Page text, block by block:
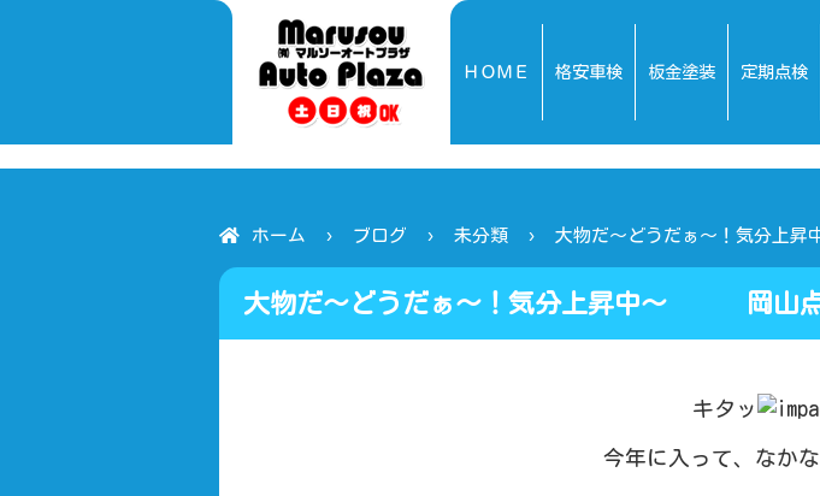
ＨＯＭＥ 格安車検 板金塗装 定期点検
ホーム ブログ 未分類 大物だ～どうだぁ～！気分
大物だ～どうだぁ～！気分上昇中～ 岡山
キタッ
今年に入って、なか